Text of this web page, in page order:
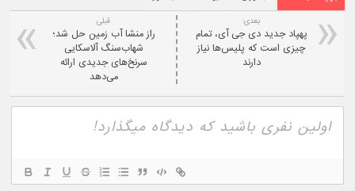
قبلی
راز منشا آب زمین حل شد؛
شهاب‌سنگ آلاسکایی
سرنخ‌های جدیدی ارائه
می‌دهد
بعدی:
پهپاد جدید دی جی آی، تمام
چیزی است که پلیس‌ها نیاز
دارند